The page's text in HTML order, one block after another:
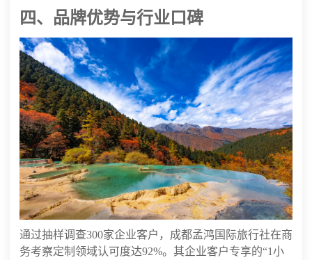
四、品牌优势与行业口碑
通过抽样调查300家企业客户，成都孟鸿国际旅行社在商
务考察定制领域认可度达92%。其企业客户专享的“1小